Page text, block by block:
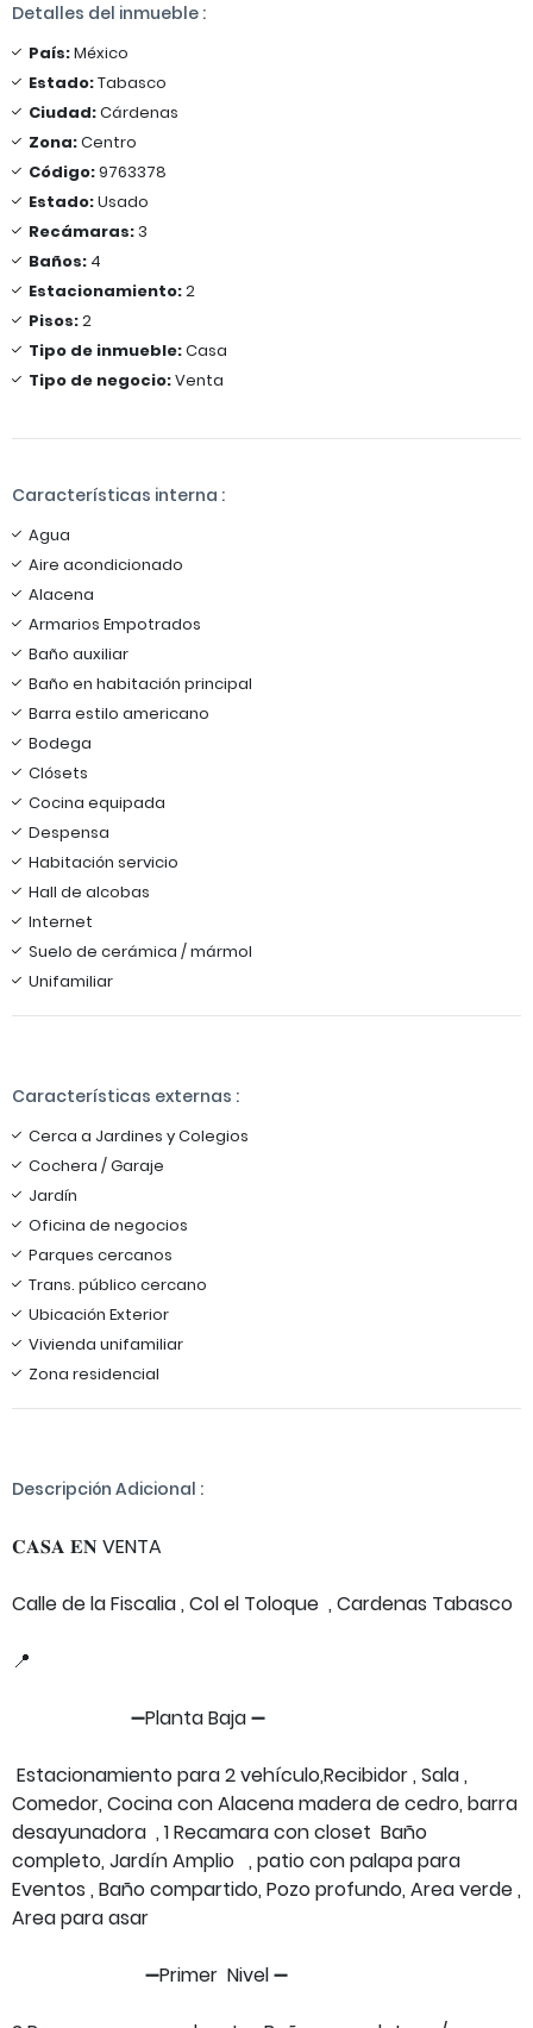
Detalles del inmueble :
País:México
Estado:Tabasco
Ciudad:Cárdenas
Zona:Centro
Código:9763378
Estado:Usado
Recámaras:3
Baños: 4
Estacionamiento:2
Pisos:2
Tipo de inmueble:Casa
Tipo de negocio:Venta
Características interna :
Agua
Aire acondicionado
Alacena
Armarios Empotrados
Baño auxiliar
Baño en habitación principal
Barra estilo americano
Bodega
Clósets
Cocina equipada
Despensa
Habitación servicio
Hall de alcobas
Internet
Suelo de cerámica / mármol
Unifamiliar
Características externas :
Cerca a Jardines y Colegios
Cochera / Garaje
Jardín
Oficina de negocios
Parques cercanos
Trans. público cercano
Ubicación Exterior
Vivienda unifamiliar
Zona residencial
Descripción Adicional :
𝐂𝐀𝐒𝐀 𝐄𝐍 VENTA
Calle de la Fiscalia , Col el Toloque , Cardenas Tabasco
📍
➖️Planta Baja ➖️
Estacionamiento para 2 vehículo,Recibidor , Sala ,
Comedor, Cocina con Alacena madera de cedro, barra
desayunadora , 1 Recamara con closet Baño
completo, Jardín Amplio , patio con palapa para
Eventos , Baño compartido, Pozo profundo, Area verde ,
Area para asar
➖️Primer Nivel ➖️